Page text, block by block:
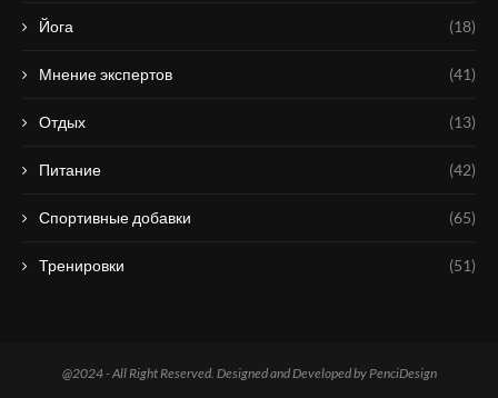
Йога (18)
Мнение экспертов (41)
Отдых (13)
Питание (42)
Спортивные добавки (65)
Тренировки (51)
@2024 - All Right Reserved. Designed and Developed by PenciDesign